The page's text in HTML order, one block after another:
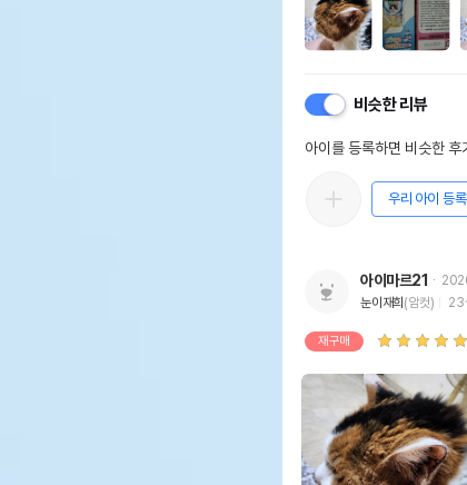
비슷한 리뷰
아이를 등록하면 비슷한
우리 아이 등
아이마르21
눈이재희(암컷) 23
재구매